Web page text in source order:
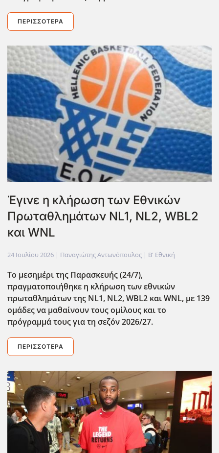
ΠΕΡΙΣΣΌΤΕΡΑ
Έγινε η κλήρωση των Εθνικών
Πρωταθλημάτων NL1, NL2, WBL2
και WNL
24 Ιουλίου 2026 | Παναγιώτης Αντωνόπουλος | Β' Εθνική
Το μεσημέρι της Παρασκευής (24/7),
πραγματοποιήθηκε η κλήρωση των εθνικών
πρωταθλημάτων της NL1, NL2, WBL2 και WNL, με 139
ομάδες να μαθαίνουν τους ομίλους και το
πρόγραμμά τους για τη σεζόν 2026/27.
ΠΕΡΙΣΣΌΤΕΡΑ